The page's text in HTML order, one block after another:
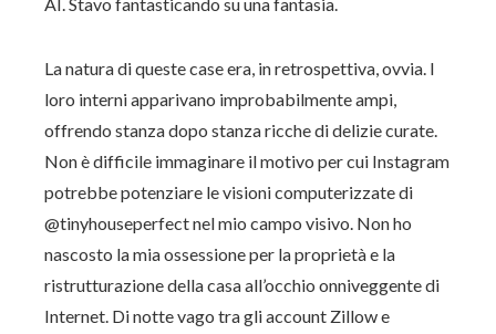
La natura di queste case era, in retrospettiva, ovvia. I
loro interni apparivano improbabilmente ampi,
offrendo stanza dopo stanza ricche di delizie curate.
Non è difficile immaginare il motivo per cui Instagram
potrebbe potenziare le visioni computerizzate di
@tinyhouseperfect nel mio campo visivo. Non ho
nascosto la mia ossessione per la proprietà e la
ristrutturazione della casa all’occhio onniveggente di
Internet. Di notte vago tra gli account Zillow e